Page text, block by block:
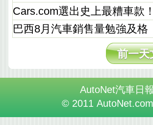
Cars.com選出史上最糟車款！
巴西8月汽車銷售量勉強及格
前一天
AutoNet汽車日
© 2011